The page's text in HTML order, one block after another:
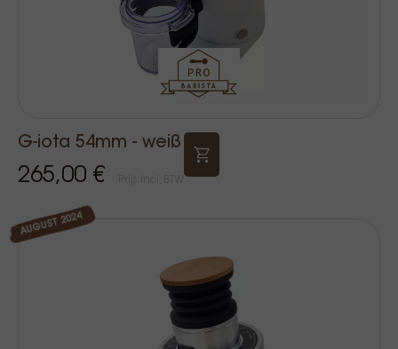
G-iota 54mm - weiß
265,00 €
AUGUST 2024